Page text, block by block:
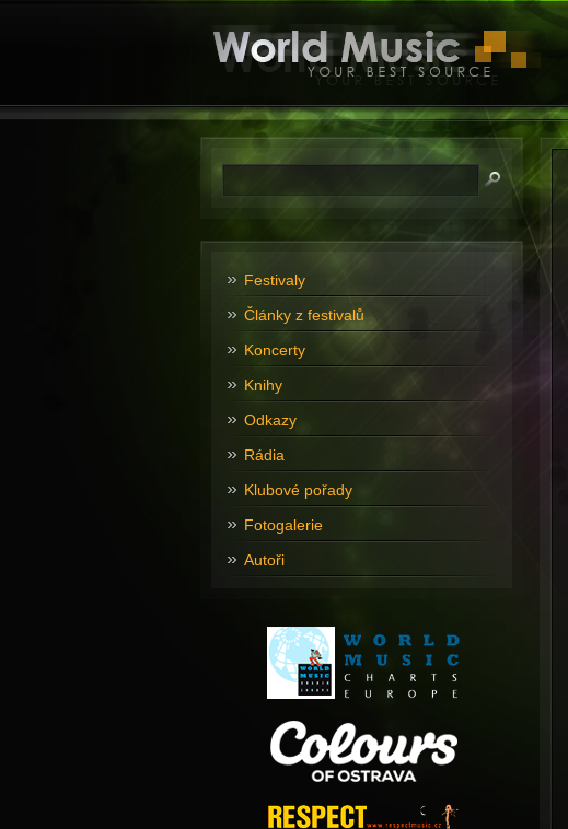
Festivaly
Články z festivalů
Koncerty
Knihy
Odkazy
Rádia
Klubové pořady
Fotogalerie
Autoři